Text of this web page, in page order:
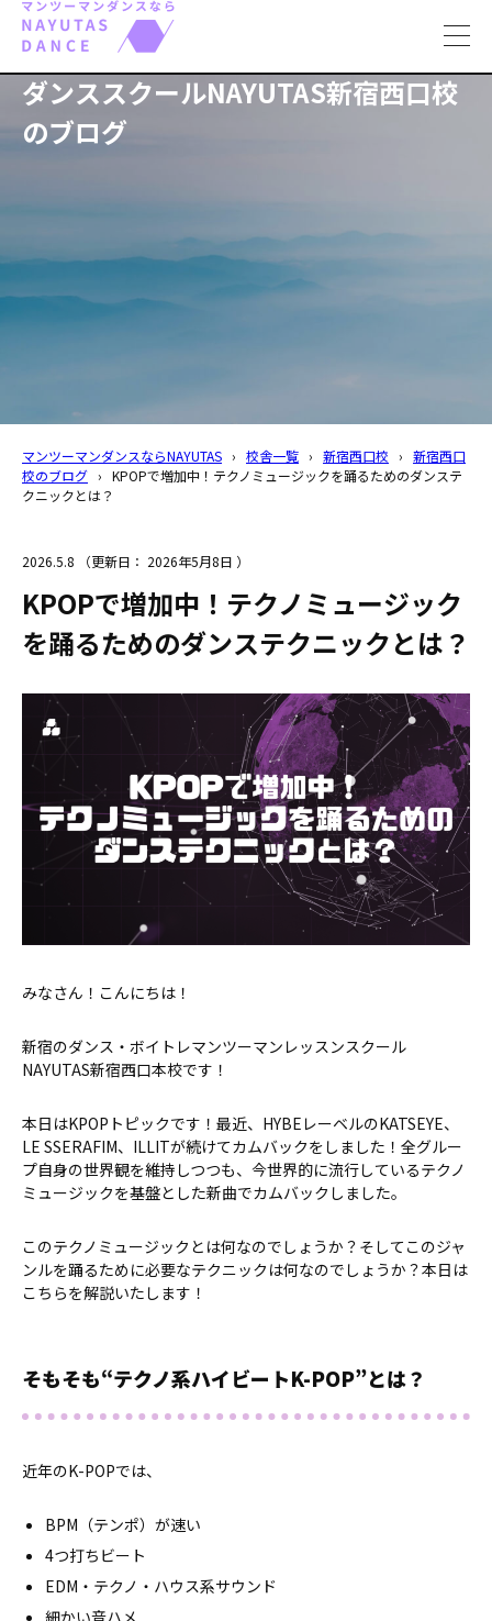
ダンススクールNAYUTAS新宿西口校
のブログ
マンツーマンダンスならNAYUTAS › 校舎一覧 › 新宿西口校 › 新宿西口
校のブログ › KPOPで増加中！テクノミュージックを踊るためのダンステ
クニックとは？
2026.5.8 （更新日： 2026年5月8日 ）
KPOPで増加中！テクノミュージック
を踊るためのダンステクニックとは？
みなさん！こんにちは！
新宿のダンス・ボイトレマンツーマンレッスンスクール
NAYUTAS新宿西口本校です！
本日はKPOPトピックです！最近、HYBEレーベルのKATSEYE、
LE SSERAFIM、ILLITが続けてカムバックをしました！全グルー
プ自身の世界観を維持しつつも、今世界的に流行しているテクノ
ミュージックを基盤とした新曲でカムバックしました。
このテクノミュージックとは何なのでしょうか？そしてこのジャ
ンルを踊るために必要なテクニックは何なのでしょうか？本日は
こちらを解説いたします！
そもそも“テクノ系ハイビートK-POP”とは？
近年のK-POPでは、
BPM（テンポ）が速い
4つ打ちビート
EDM・テクノ・ハウス系サウンド